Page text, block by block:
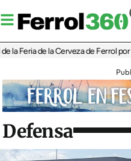
de la Cerveza de Ferrol por
Defensa